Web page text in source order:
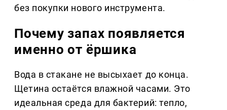
без покупки нового инструмента.
Почему запах появляется
именно от ёршика
Вода в стакане не высыхает до конца.
Щетина остаётся влажной часами. Это
идеальная среда для бактерий: тепло,